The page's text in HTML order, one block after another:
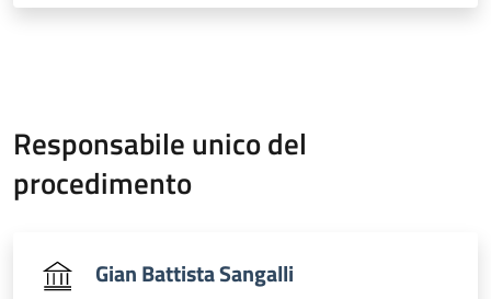
Responsabile unico del
procedimento
Gian Battista Sangalli